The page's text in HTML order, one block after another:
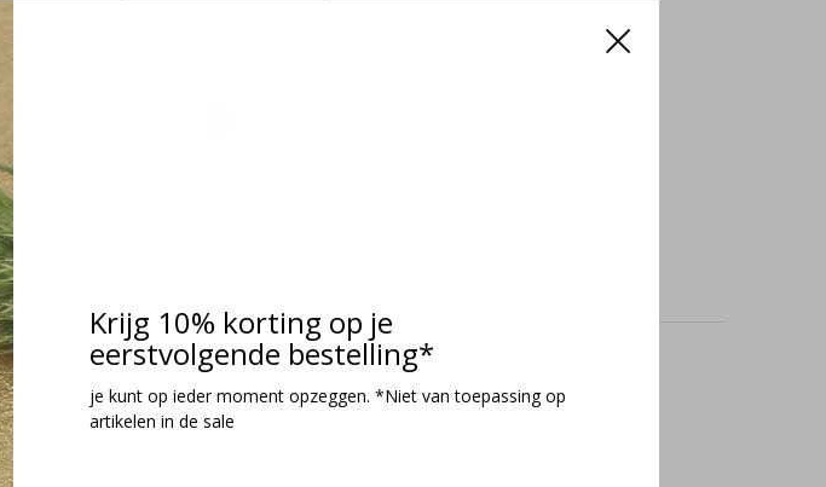
Krijg 10% korting op je
eerstvolgende bestelling*
je kunt op ieder moment opzeggen. *Niet van toepassing op
artikelen in de sale
Seen 2 of the 2 products